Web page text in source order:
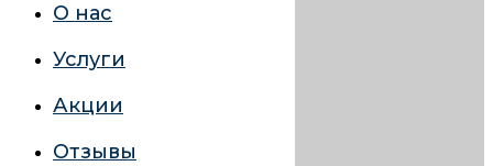
О нас
Услуги
Акции
Отзывы